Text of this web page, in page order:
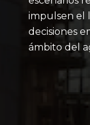
impulsen el
decisiones
ámbito del